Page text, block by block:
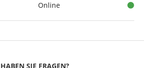
Online
HABEN SIE FRAGEN?